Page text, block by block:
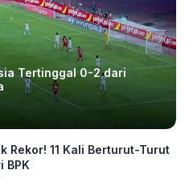
Tertinggal 0-2 dari
Rekor! 11 Kali Berturut-Turut
BPK